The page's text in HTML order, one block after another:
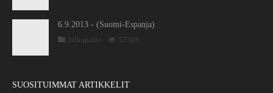
6.9.2013 - (Suomi-Espanja)
Jalkapallo
57506
SUOSITUIMMAT ARTIKKELIT